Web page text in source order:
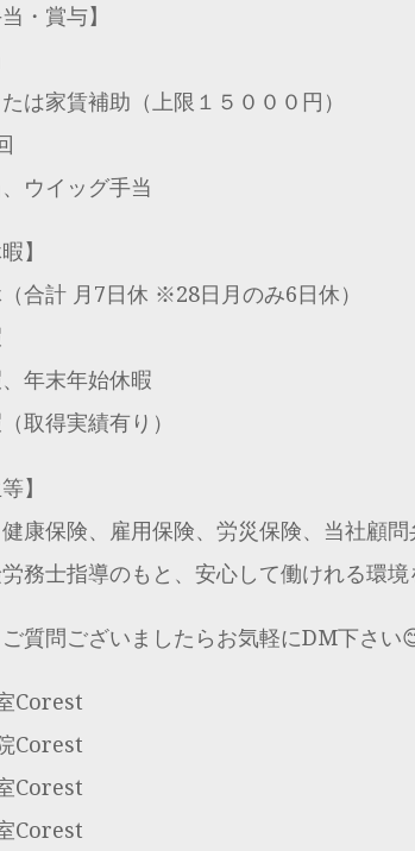
・賞与】
は家賃補助（上限１５０００円）
ウイッグ手当
】
（合計 月7日休 ※28日月のみ6日休）
年末年始休暇
取得実績有り）
】
康保険、雇用保険、労災保険、当社顧
務士指導のもと、安心して働けれる環境
質問ございましたらお気軽にDM下さい
Corest
Corest
Corest
Corest